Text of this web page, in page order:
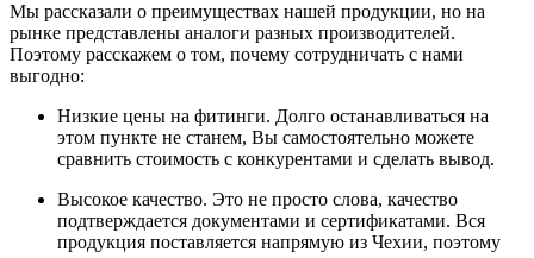
Мы рассказали о преимуществах нашей продукции, но на
рынке представлены аналоги разных производителей.
Поэтому расскажем о том, почему сотрудничать с нами
выгодно:
Низкие цены на фитинги. Долго останавливаться на
этом пункте не станем, Вы самостоятельно можете
сравнить стоимость с конкурентами и сделать вывод.
Высокое качество. Это не просто слова, качество
подтверждается документами и сертификатами. Вся
продукция поставляется напрямую из Чехии, поэтому